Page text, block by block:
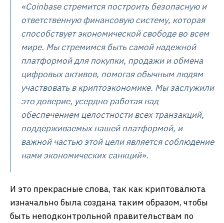
«Coinbase стремится построить безопасную и
ответственную финансовую систему, которая
способствует экономической свободе во всем
мире. Мы стремимся быть самой надежной
платформой для покупки, продажи и обмена
цифровых активов, помогая обычным людям
участвовать в криптоэкономике. Мы заслужили
это доверие, усердно работая над
обеспечением целостности всех транзакций,
поддерживаемых нашей платформой, и
важной частью этой цели является соблюдение
нами экономических санкций».
И это прекрасные слова, так как криптовалюта
изначально была создана таким образом, чтобы
быть неподконтрольной правительствам по